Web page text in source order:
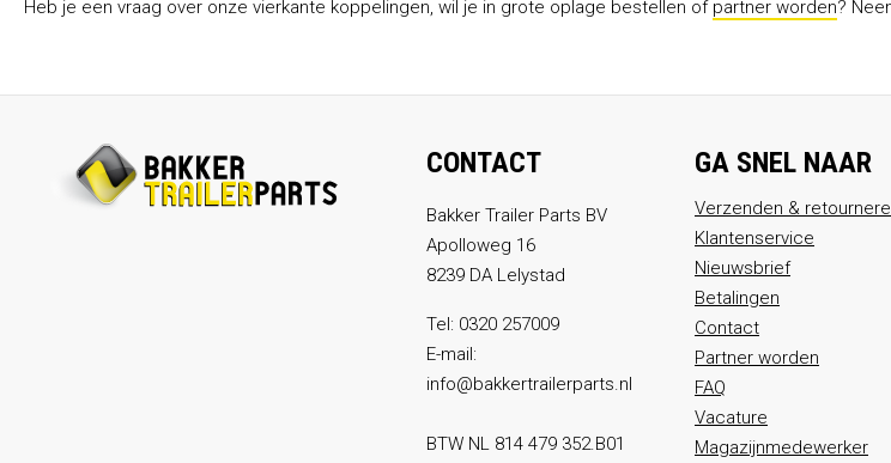
Heb je een vraag over onze vierkante koppelingen, wil je in grote oplage bestellen of partner worden?
CONTACT
Bakker Trailer Parts BV
Apolloweg 16
8239 DA Lelystad
Tel: 0320 257009
E-mail:
info@bakkertrailerparts.nl
BTW NL 814 479 352.B01
GA SNEL NAAR
Verzenden &
Klantenservice
Nieuwsbrief
Betalingen
Contact
Partner worden
FAQ
Vacature
Magazijnmedewerker